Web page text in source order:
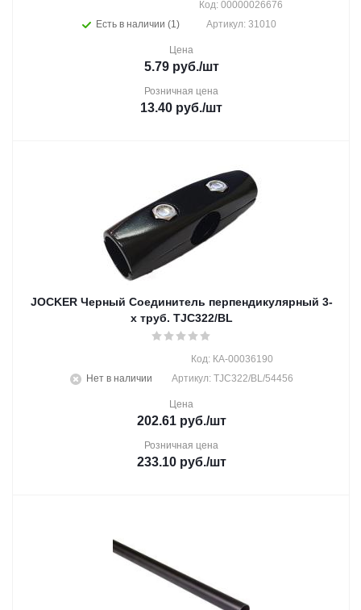
Есть в наличии (1)
Код: 00000026676
Артикул: 31010
Цена
5.79руб./шт
Розничная цена
13.40 руб./шт
JOCKER Черный Соединитель перпендикулярный 3-
х труб. TJC322/BL
Нет в наличии
Код: КА-00036190
Артикул: TJC322/BL/54456
Цена
202.61руб./шт
Розничная цена
233.10руб./шт